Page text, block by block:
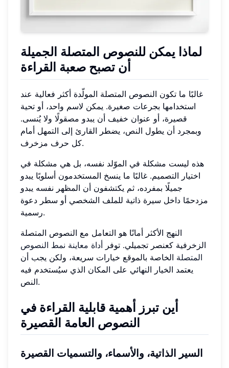
لماذا يمكن للنصوص المتصلة الجميلة
أن تصبح صعبة القراءة
غالبًا ما تكون النصوص المتصلة المولّدة أكثر فعالية عند
استخدامها بجرعات صغيرة. يمكن لاسم واحد، أو تحية
قصيرة، أو عنوان خفيف أن يبدو مصقولًا ولا يُنسى.
وبمجرد أن يطول النص، يضطر القارئ إلى التمهل أمام
كل حرف مزخرف.
هذه ليست مشكلة في الموّلد نفسه، بل هي مشكلة في
اختيار التصميم. غالبًا ما ينسخ المستخدمون أسلوبًا يبدو
جميلًا بمفرده، ثم يكتشفون أن المظهر نفسه يبدو
مزدحمًا داخل سيرة ذاتية للملف الشخصي أو سطر دعوة
رسمية.
النهج الأكثر أمانًا هو التعامل مع النصوص المتصلة
الزخرفية كعنصر تجميلي. توفر أداة معاينة نمط النصوص
المتصلة الخاصة بالموقع خيارات سريعة، ولكن يجب أن
يعتمد الخيار النهائي على المكان الذي سيُستخدم فيه
النص.
أين تبرز أهمية قابلية القراءة في
النصوص العامة القصيرة
السير الذاتية، والأسماء، والتسميات القصيرة